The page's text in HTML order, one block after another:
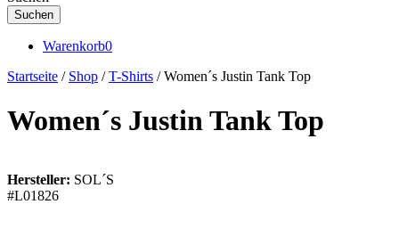
Warenkorb0
Startseite / Shop /T-Shirts / Women´s Justin Tank Top
Women´s Justin Tank Top
Hersteller: SOL´S
#L01826